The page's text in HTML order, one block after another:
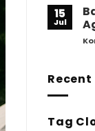
15
Jul
Tag